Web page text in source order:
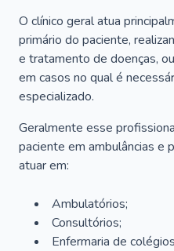
O clínico geral atua
primário do paciente,
e tratamento de doenças,
em casos no qual é
especializado.
Geralmente esse
paciente em ambulâncias e
atuar em:
Ambulatórios;
Consultórios;
Enfermaria de